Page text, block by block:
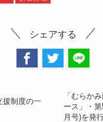
シェアする
援制度の一
「むらか
ース」・
月号)を発